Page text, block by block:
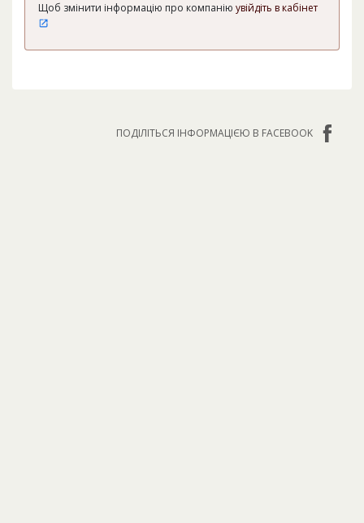
Щоб змінити інформацію про компанію увійдіть в кабінет
ПОДІЛІТЬСЯ ІНФОРМАЦІЄЮ В FACEBOOK